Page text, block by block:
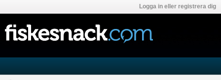
Logga in eller registrera dig